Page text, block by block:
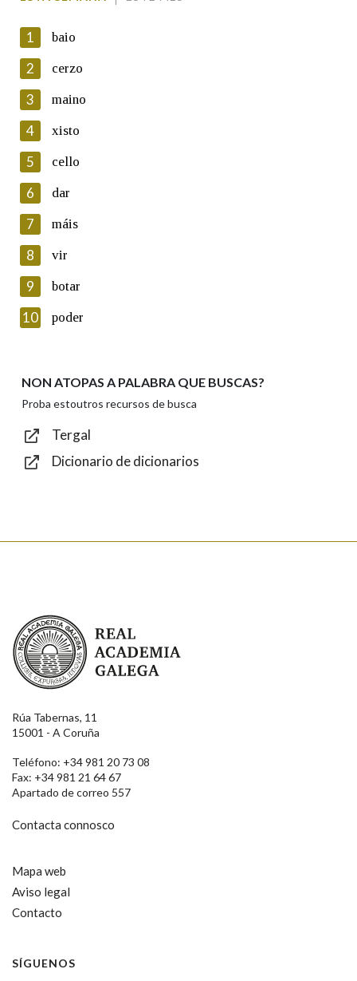
En cumprimento da normativa vixente en materia de
Protección de Datos de Carácter Persoal, a Real Academia
Galega informa a aqueles usuarios que faciliten o seu correo
electrónico, así como calquera outra información de carácter
persoal, que estes datos serán obxecto de tratamento
automatizado de carácter confidencial e incorporados aos seus
ficheiros informáticos. Así mesmo, os usuarios poderán exercer o
seu dereito de acceso, rectificación, oposición e cancelación dos
seus datos poñéndose en contacto connosco.
Lin e acepto as condicións da política de
Introduce o código que aparece na imaxe:
Texto de verificación
1 baio
2 cerzo
3 maino
4 xisto
5 cello
6 dar
7 máis
8 vir
9 botar
10 poder
NON ATOPAS A PALABRA QUE BUSCAS?
Proba estoutros recursos de busca
Tergal
Dicionario de dicionarios
Real Academia Galega
Rúa Tabernas, 11
15001 - A Coruña
Teléfono: +34 981 20 73 08
Fax: +34 981 21 64 67
Apartado de correo 557
Contacta connosco
Mapa web
Aviso legal
Contacto
SÍGUENOS